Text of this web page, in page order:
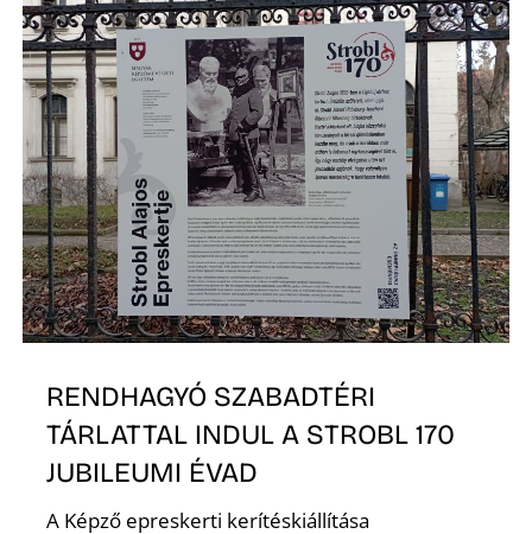
RENDHAGYÓ SZABADTÉRI
TÁRLATTAL INDUL A STROBL 170
JUBILEUMI ÉVAD
A Képző epreskerti kerítéskiállítása